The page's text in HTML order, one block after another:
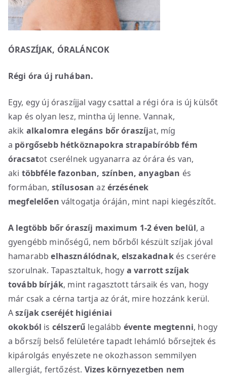
ÓRASZÍJAK, ÓRALÁNCOK
Régi óra új ruhában.
Egy, egy új óraszíjjal vagy csattal a régi óra is új külsőt
kap és olyan lesz, mintha új lenne. Vannak,
akik alkalomra elegáns bőr óraszíjat, míg
a pörgősebb hétköznapokra strapabíróbb fém
óracsatot cserélnek ugyanarra az órára és van,
aki többféle fazonban, színben, anyagban és
formában, stílusosan az érzésének
megfelelően váltogatja óráján, mint napi kiegészítőt.
A legtöbb bőr óraszíj maximum 1-2 éven belül, a
gyengébb minőségű, nem bőrből készült szíjak jóval
hamarabbelhasználódnak, elszakadnakés cserére
szorulnak. Tapasztaltuk, hogy a varrott szíjak
tovább bírják, mint ragasztott társaik és van, hogy
már csak a cérna tartja az órát, mire hozzánk kerül.
Aszíjak cseréjét higiéniai
okokból is célszerű legalább évente megtenni, hogy
a bőrszíj belső felületére tapadt lehámló bőrsejtek és
kipárolgás enyészete ne okozhasson semmilyen
allergiát, fertőzést. Vizes környezetben nem